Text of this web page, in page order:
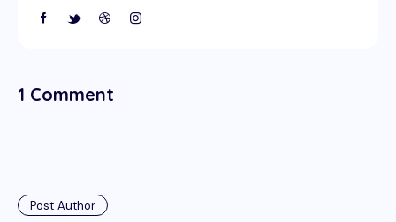
1 Comment
Post Author